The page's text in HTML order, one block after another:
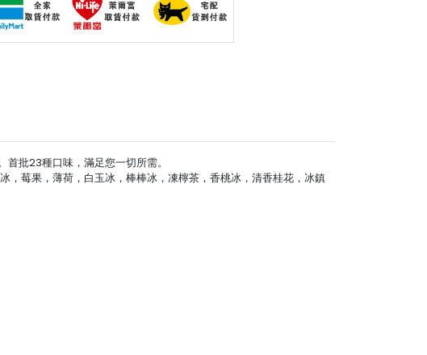
批23種口味，滿足您一切所需。
莓果，薄荷，白玉冰，棒棒冰，凍檸茶，香桃冰，清香桂花，冰鎮